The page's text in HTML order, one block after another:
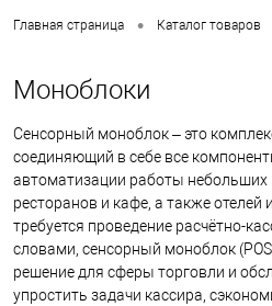
Главная страница • Каталог товаров
Моноблоки
Сенсорный моноблок – это
соединяющий в себе все
автоматизации работы небольших
ресторанов и кафе, а также отелей
требуется проведение расчётно-
словами, сенсорный моноблок
решение для сферы торговли и
упростить задачи кассира,